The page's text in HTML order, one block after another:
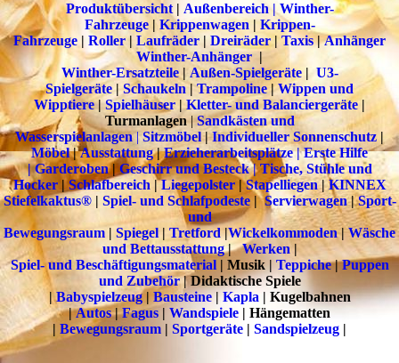
Produktübersicht| Außenbereich | Winther-
Fahrzeuge| Krippenwagen |Krippen-
Fahrzeuge | Roller| Laufräder | Dreiräder|Taxis|Anhänger
Winther-Anhänger |
Winther-Ersatzteile| Außen-Spielgeräte| U3-
Spielgeräte |Schaukeln|Trampoline|Wippen und
Wipptiere|Spielhäuser |Kletter- und Balanciergeräte|
Turmanlagen|Sandkästen und
Wasserspielanlagen |Sitzmöbel |Individueller Sonnenschutz |
Möbel|Ausstattung|Erzieherarbeitsplätze | Erste Hilfe
|Garderoben|Geschirr und Besteck |Tische, Stühle und
Hocker|Schlafbereich |Liegepolster|Stapelliegen|KINNEX
Stiefelkaktus® | Spiel- und Schlafpodeste|Servierwagen|Sport-
und
Bewegungsraum | Spiegel| Tretford|Wickelkommoden|Wäsche
und Bettausstattung|Werken|
Spiel- und Beschäftigungsmaterial | Musik | Teppiche|Puppen
und Zubehör| Didaktische Spiele
|Babyspielzeug|Bausteine| Kapla | Kugelbahnen
|Autos|Fagus | Wandspiele | Hängematten
| Bewegungsraum | Sportgeräte | Sandspielzeug |